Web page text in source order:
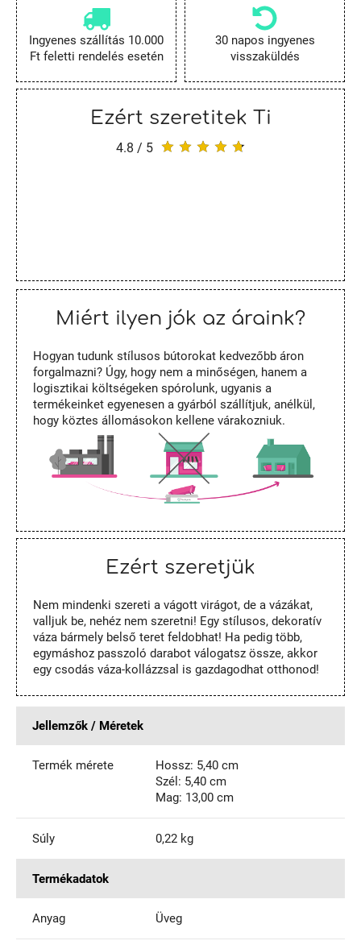
Ingyenes szállítás 10.000
Ft feletti rendelés esetén
30 napos ingyenes
visszaküldés
Ezért szeretitek Ti
4.8 / 5
Miért ilyen jók az áraink?
Hogyan tudunk stílusos bútorokat kedvezőbb áron
forgalmazni? Úgy, hogy nem a minőségen, hanem a
logisztikai költségeken spórolunk, ugyanis a
termékeinket egyenesen a gyárból szállítjuk, anélkül,
hogy köztes állomásokon kellene várakozniuk.
Ezért szeretjük
Nem mindenki szereti a vágott virágot, de a vázákat,
valljuk be, nehéz nem szeretni! Egy stílusos, dekoratív
váza bármely belső teret feldobhat! Ha pedig több,
egymáshoz passzoló darabot válogatsz össze, akkor
egy csodás váza-kollázzsal is gazdagodhat otthonod!
Jellemzők / Méretek
Termék mérete
Hossz: 5,40 cm
Szél: 5,40 cm
Mag: 13,00 cm
Súly 0,22 kg
Termékadatok
Anyag Üveg